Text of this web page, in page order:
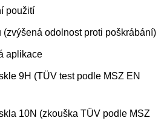
použití
(zvýšená odolnost proti poškrábání)
aplikace
9H (TÜV test podle MSZ EN
10N (zkouška TÜV podle MSZ